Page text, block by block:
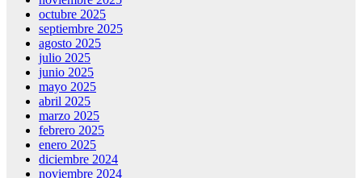
octubre 2025
septiembre 2025
agosto 2025
julio 2025
junio 2025
mayo 2025
abril 2025
marzo 2025
febrero 2025
enero 2025
diciembre 2024
noviembre 2024